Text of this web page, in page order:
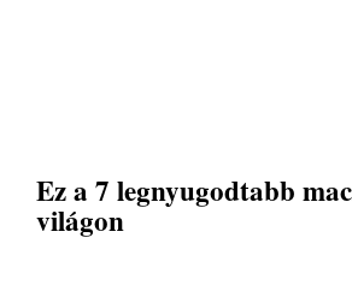
Ez a 7 legnyugodtabb
világon